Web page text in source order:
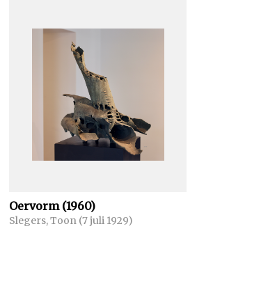
Oervorm (1960)
Slegers, Toon (7 juli 1929)